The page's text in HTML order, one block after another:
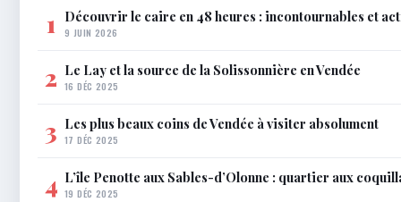
1 Découvrir le caire en 48 heures : incontournables et
9 JUIN 2026
2 Le Lay et la source de la Solissonnière en Vendée
16 DÉC 2025
3 Les plus beaux coins de Vendée à visiter absolument
17 DÉC 2025
4 L’île Penotte aux Sables-d’Olonne : quartier aux
19 DÉC 2025